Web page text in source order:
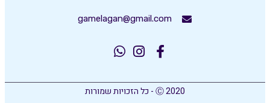
gamelagan@gmail.com
Ⓒ 2020 - כל הזכויות שמורות